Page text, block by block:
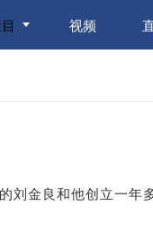
视频
刘金良和他创立一年